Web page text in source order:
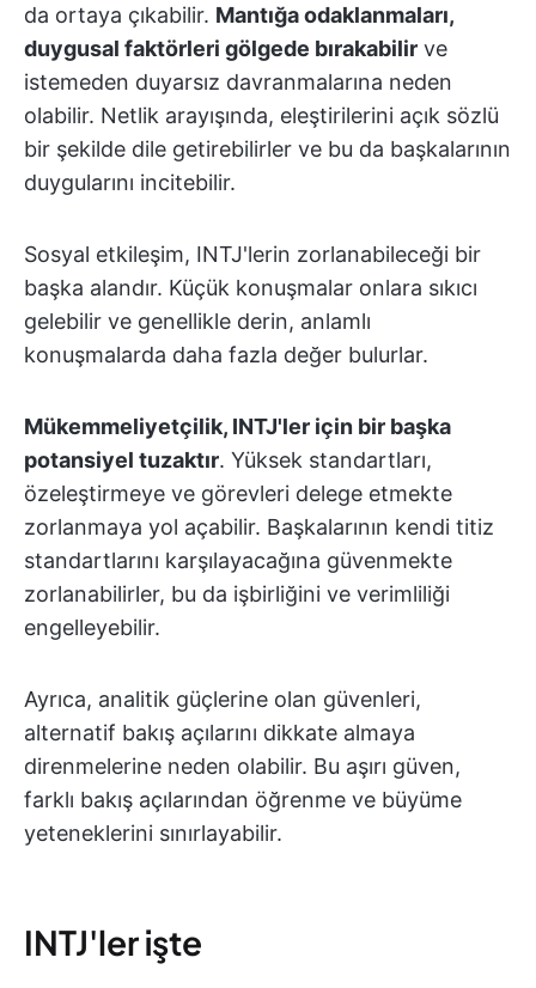
da ortaya çıkabilir. Mantığa odaklanmaları,
duygusal faktörleri gölgede bırakabilir ve
istemeden duyarsız davranmalarına neden
olabilir. Netlik arayışında, eleştirilerini açık sözlü
bir şekilde dile getirebilirler ve bu da başkalarının
duygularını incitebilir.
Sosyal etkileşim, INTJ'lerin zorlanabileceği bir
başka alandır. Küçük konuşmalar onlara sıkıcı
gelebilir ve genellikle derin, anlamlı
konuşmalarda daha fazla değer bulurlar.
Mükemmeliyetçilik, INTJ'ler için bir başka
potansiyel tuzaktır. Yüksek standartları,
özeleştirmeye ve görevleri delege etmekte
zorlanmaya yol açabilir. Başkalarının kendi titiz
standartlarını karşılayacağına güvenmekte
zorlanabilirler, bu da işbirliğini ve verimliliği
engelleyebilir.
Ayrıca, analitik güçlerine olan güvenleri,
alternatif bakış açılarını dikkate almaya
direnmelerine neden olabilir. Bu aşırı güven,
farklı bakış açılarından öğrenme ve büyüme
yeteneklerini sınırlayabilir.
INTJ'ler işte